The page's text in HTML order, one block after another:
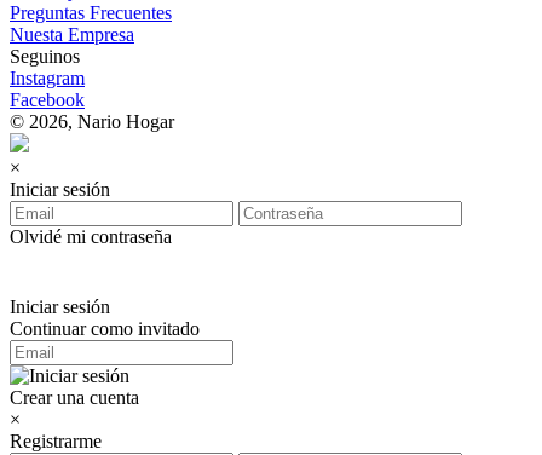
Preguntas Frecuentes
Nuesta Empresa
Seguinos
Instagram
Facebook
© 2026, Nario Hogar
×
Iniciar sesión
Olvidé mi contraseña
Iniciar sesión
Continuar como invitado
Crear una cuenta
×
Registrarme